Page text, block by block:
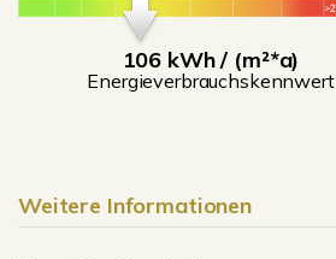
106 kWh / (m²*a)
Energieverbrauchskennwert
Weitere Informationen